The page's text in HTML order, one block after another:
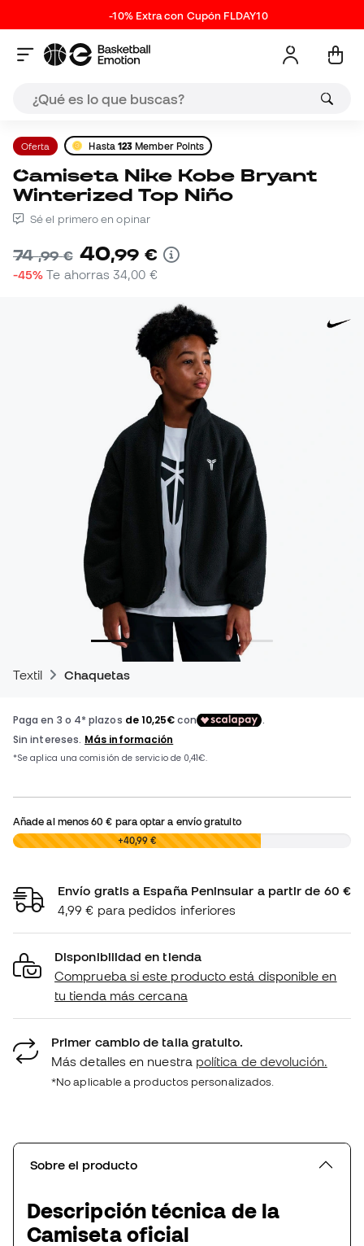
-10% Extra con Cupón FLDAY10
Oferta Hasta 123 Member Points
Camiseta Nike Kobe Bryant
Winterized Top Niño
Sé el primero en opinar
74,99 € 40,99 €
-45% Te ahorras34,00 €
Textil Chaquetas
Añade al menos60 € para optar a envío gratuito
0,00 € +40,99 €
Envío gratis a España Peninsular a partir de 60 €
4,99 € para pedidos inferiores
Disponibilidad en tienda
Comprueba si este producto está disponible en
tu tienda más cercana
Primer cambio de talla gratuito.
Más detalles en nuestra política de devolución.
*No aplicable a productos personalizados.
Sobre el producto
Descripción técnica de la
Camiseta oficial